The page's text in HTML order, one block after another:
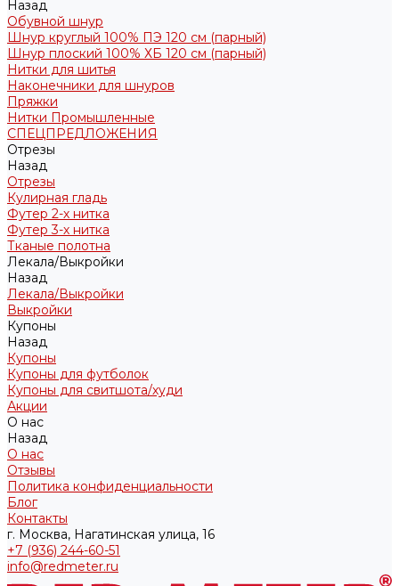
Назад
Обувной шнур
Шнур круглый 100% ПЭ 120 см (парный)
Шнур плоский 100% ХБ 120 см (парный)
Нитки для шитья
Наконечники для шнуров
Пряжки
Нитки Промышленные
СПЕЦПРЕДЛОЖЕНИЯ
Отрезы
Назад
Отрезы
Кулирная гладь
Футер 2-х нитка
Футер 3-х нитка
Тканые полотна
Лекала/Выкройки
Назад
Лекала/Выкройки
Выкройки
Купоны
Назад
Купоны
Купоны для футболок
Купоны для свитшота/худи
Акции
О нас
Назад
О нас
Отзывы
Политика конфиденциальности
Блог
Контакты
г. Москва, Нагатинская улица, 16
+7 (936) 244-60-51
info@redmeter.ru